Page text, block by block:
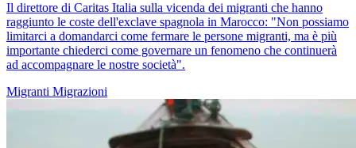
Il direttore di Caritas Italia sulla vicenda dei migranti che hanno
raggiunto le coste dell'exclave spagnola in Marocco: "Non possiamo
limitarci a domandarci come fermare le persone migranti, ma è più
importante chiederci come governare un fenomeno che continuerà
ad accompagnare le nostre società".
Migranti Migrazioni